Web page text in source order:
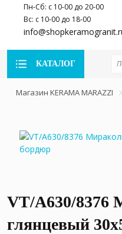
Пн-Сб: с 10-00 до 20-00
Вс: с 10-00 до 18-00
КАТАЛОГ
Магазин KERAMA MARAZZI
VT/A630/8376
глянцевый